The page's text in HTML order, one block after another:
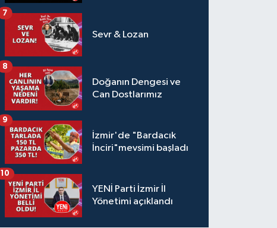
Sevr & Lozan
7
Doğanın Dengesi ve
Can Dostlarımız
8
İzmir'de "Bardacık
İnciri"mevsimi başladı
9
YENİ Parti İzmir İl
Yönetimi açıklandı
10